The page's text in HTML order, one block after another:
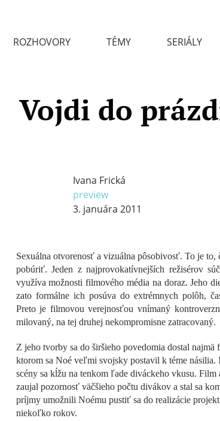
ROZHOVORY TÉMY SERIÁLY
Vojdi do
Ivana Frická
preview
3. januára 2011
Sexuálna otvorenosť a vizuálna pôsobivosť. To je
pobúriť. Jeden z najprovokatívnejších režisérov
využíva možnosti filmového média na doraz. Jeho
zato formálne ich posúva do extrémnych polôh,
Preto je filmovou verejnosťou vnímaný
milovaný, na tej druhej nekompromisne zatracovaný.
Z jeho tvorby sa do širšieho povedomia dostal
ktorom sa Noé veľmi svojsky postavil k téme
scény sa kĺžu na tenkom ľade diváckeho vkusu.
zaujal pozornosť väčšieho počtu divákov a stal sa
príjmy umožnili Noému pustiť sa do realizácie
niekoľko rokov.